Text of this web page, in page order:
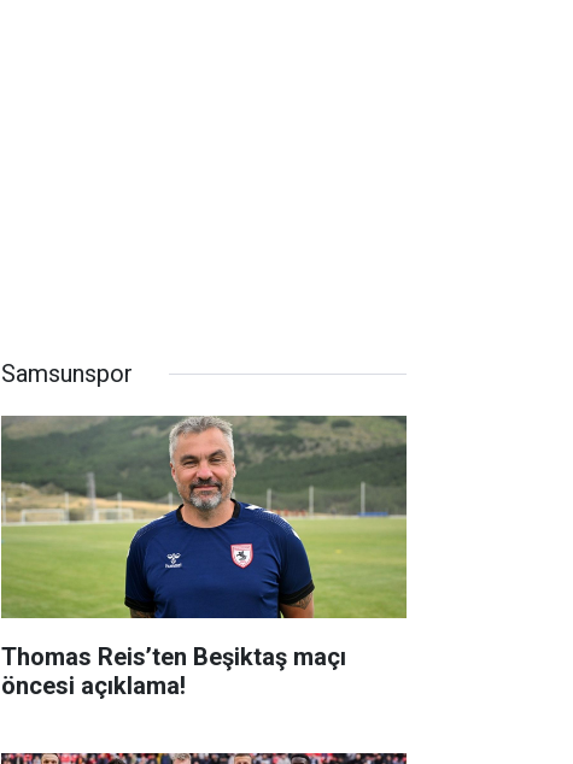
Samsunspor
Thomas Reis’ten Beşiktaş maçı
öncesi açıklama!